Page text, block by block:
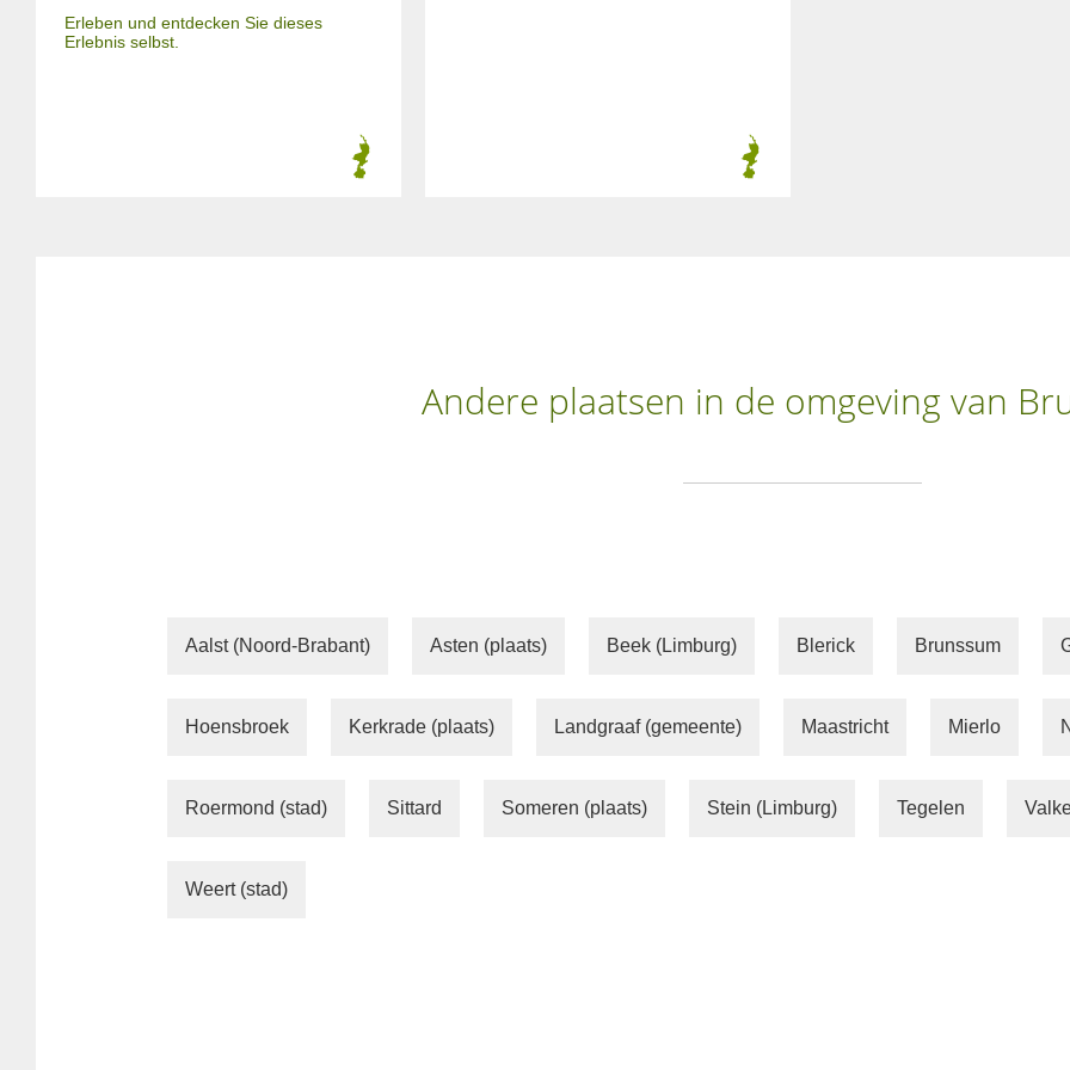
Erleben und entdecken Sie dieses
Erlebnis selbst.
Andere plaatsen in de omgeving van
Aalst (Noord-Brabant) Asten (plaats) Beek (Limburg) Blerick Brunssum
Hoensbroek Kerkrade (plaats) Landgraaf (gemeente) Maastricht Mierlo
Roermond (stad) Sittard Someren (plaats) Stein (Limburg) Tegelen
Weert (stad)